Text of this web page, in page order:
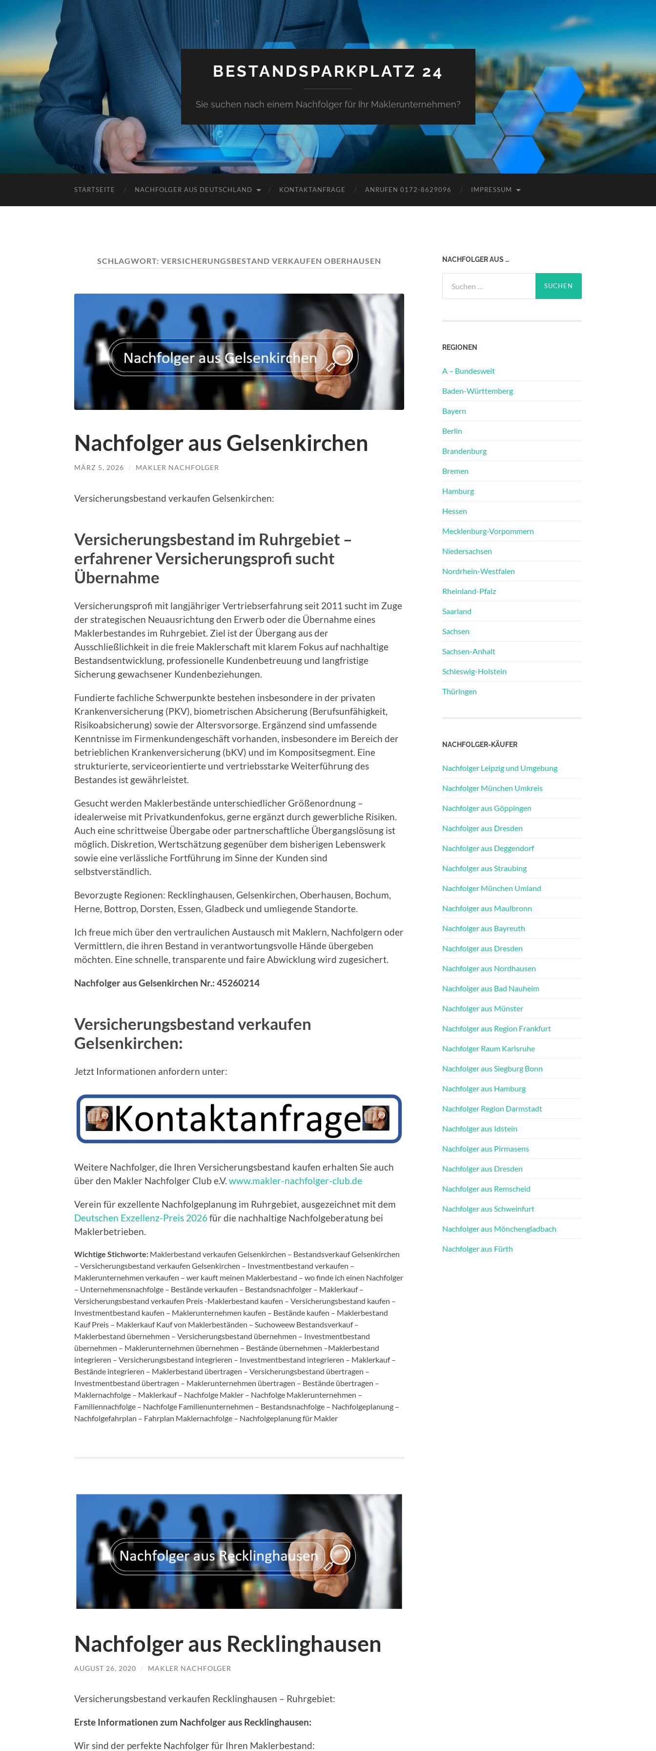
BESTANDSPARKPLATZ 24
Sie suchen nach einem Nachfolger für Ihr Maklerunternehmen?
STARTSEITE NACHFOLGER AUS DEUTSCHLAND KONTAKTANFRAGE ANRUFEN 0172-8629096 IMPRESSUM
SCHLAGWORT: VERSICHERUNGSBESTAND VERKAUFEN OBERHAUSEN
Nachfolger aus Gelsenkirchen
MÄRZ 5, 2026 / MAKLER NACHFOLGER
Versicherungsbestand verkaufen Gelsenkirchen:
Versicherungsbestand im Ruhrgebiet –
erfahrener Versicherungsprofi sucht
Übernahme
Versicherungsprofi mit langjähriger Vertriebserfahrung seit 2011 sucht im Zuge
der strategischen Neuausrichtung den Erwerb oder die Übernahme eines
Maklerbestandes im Ruhrgebiet. Ziel ist der Übergang aus der
Ausschließlichkeit in die freie Maklerschaft mit klarem Fokus auf nachhaltige
Bestandsentwicklung, professionelle Kundenbetreuung und langfristige
Sicherung gewachsener Kundenbeziehungen.
Fundierte fachliche Schwerpunkte bestehen insbesondere in der privaten
Krankenversicherung (PKV), biometrischen Absicherung (Berufsunfähigkeit,
Risikoabsicherung) sowie der Altersvorsorge. Ergänzend sind umfassende
Kenntnisse im Firmenkundengeschäft vorhanden, insbesondere im Bereich der
betrieblichen Krankenversicherung (bKV) und im Kompositsegment. Eine
strukturierte, serviceorientierte und vertriebsstarke Weiterführung des
Bestandes ist gewährleistet.
Gesucht werden Maklerbestände unterschiedlicher Größenordnung –
idealerweise mit Privatkundenfokus, gerne ergänzt durch gewerbliche Risiken.
Auch eine schrittweise Übergabe oder partnerschaftliche Übergangslösung ist
möglich. Diskretion, Wertschätzung gegenüber dem bisherigen Lebenswerk
sowie eine verlässliche Fortführung im Sinne der Kunden sind
selbstverständlich.
Bevorzugte Regionen: Recklinghausen, Gelsenkirchen, Oberhausen, Bochum,
Herne, Bottrop, Dorsten, Essen, Gladbeck und umliegende Standorte.
Ich freue mich über den vertraulichen Austausch mit Maklern, Nachfolgern oder
Vermittlern, die ihren Bestand in verantwortungsvolle Hände übergeben
möchten. Eine schnelle, transparente und faire Abwicklung wird zugesichert.
Nachfolger aus Gelsenkirchen Nr.: 45260214
Versicherungsbestand verkaufen
Gelsenkirchen:
Jetzt Informationen anfordern unter:
Weitere Nachfolger, die Ihren Versicherungsbestand kaufen erhalten Sie auch
über den Makler Nachfolger Club e.V. www.makler-nachfolger-club.de
Verein für exzellente Nachfolgeplanung im Ruhrgebiet, ausgezeichnet mit dem
Deutschen Exzellenz-Preis 2026für die nachhaltige Nachfolgeberatung bei
Maklerbetrieben.
Wichtige Stichworte: Maklerbestand verkaufen Gelsenkirchen – Bestandsverkauf Gelsenkirchen
– Versicherungsbestand verkaufen Gelsenkirchen – Investmentbestand verkaufen –
Maklerunternehmen verkaufen – wer kauft meinen Maklerbestand – wo finde ich einen Nachfolger
– Unternehmensnachfolge – Bestände verkaufen – Bestandsnachfolger – Maklerkauf –
Versicherungsbestand verkaufen Preis -Maklerbestand kaufen – Versicherungsbestand kaufen –
Investmentbestand kaufen – Maklerunternehmen kaufen – Bestände kaufen – Maklerbestand
Kauf Preis – Maklerkauf Kauf von Maklerbeständen – Suchoweew Bestandsverkauf –
Maklerbestand übernehmen – Versicherungsbestand übernehmen – Investmentbestand
übernehmen – Maklerunternehmen übernehmen – Bestände übernehmen –Maklerbestand
integrieren – Versicherungsbestand integrieren – Investmentbestand integrieren – Maklerkauf –
Bestände integrieren – Maklerbestand übertragen – Versicherungsbestand übertragen –
Investmentbestand übertragen – Maklerunternehmen übertragen – Bestände übertragen –
Maklernachfolge – Maklerkauf – Nachfolge Makler – Nachfolge Maklerunternehmen –
Familiennachfolge – Nachfolge Familienunternehmen – Bestandsnachfolge – Nachfolgeplanung –
Nachfolgefahrplan – Fahrplan Maklernachfolge – Nachfolgeplanung für Makler
Nachfolger aus Recklinghausen
AUGUST 26, 2020 / MAKLER NACHFOLGER
Versicherungsbestand verkaufen Recklinghausen – Ruhrgebiet:
Erste Informationen zum Nachfolger aus Recklinghausen:
Wir sind der perfekte Nachfolger für Ihren Maklerbestand:
NACHFOLGER AUS …
nach:
REGIONEN
A – Bundesweit
Baden-Württemberg
Bayern
Berlin
Brandenburg
Bremen
Hamburg
Hessen
Mecklenburg-Vorpommern
Niedersachsen
Nordrhein-Westfalen
Rheinland-Pfalz
Saarland
Sachsen
Sachsen-Anhalt
Schleswig-Holstein
Thüringen
NACHFOLGER-KÄUFER
Nachfolger Leipzig und Umgebung
Nachfolger München Umkreis
Nachfolger aus Göppingen
Nachfolger aus Dresden
Nachfolger aus Deggendorf
Nachfolger aus Straubing
Nachfolger München Umland
Nachfolger aus Maulbronn
Nachfolger aus Bayreuth
Nachfolger aus Dresden
Nachfolger aus Nordhausen
Nachfolger aus Bad Nauheim
Nachfolger aus Münster
Nachfolger aus Region Frankfurt
Nachfolger Raum Karlsruhe
Nachfolger aus Siegburg Bonn
Nachfolger aus Hamburg
Nachfolger Region Darmstadt
Nachfolger aus Idstein
Nachfolger aus Pirmasens
Nachfolger aus Dresden
Nachfolger aus Remscheid
Nachfolger aus Schweinfurt
Nachfolger aus Mönchengladbach
Nachfolger aus Fürth